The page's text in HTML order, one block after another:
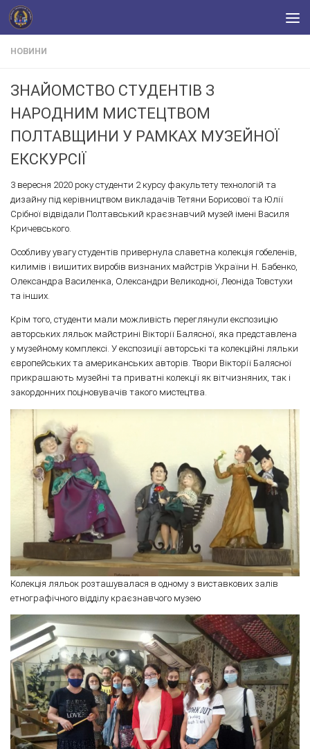
Skip to content
НОВИНИ
ЗНАЙОМСТВО СТУДЕНТІВ З
НАРОДНИМ МИСТЕЦТВОМ
ПОЛТАВЩИНИ У РАМКАХ МУЗЕЙНОЇ
ЕКСКУРСІЇ
3 вересня 2020 року студенти 2 курсу факультету технологій та
дизайну під керівництвом викладачів Тетяни Борисової та Юлії
Срібної відвідали Полтавський краєзнавчий музей імені Василя
Кричевського.
Особливу увагу студентів привернула славетна колекція гобеленів,
килимів і вишитих виробів визнаних майстрів України Н. Бабенко,
Олександра Василенка, Олександри Великодної, Леоніда Товстухи
та інших.
Крім того, студенти мали можливість переглянули експозицію
авторських ляльок майстрині Вікторії Балясної, яка представлена
у музейному комплексі. У експозиції авторські та колекційні ляльки
європейських та американських авторів. Твори Вікторії Балясної
прикрашають музейні та приватні колекції як вітчизняних, так і
закордонних поціновувачів такого мистецтва.
Колекція ляльок розташувалася в одному з виставкових залів
етнографічного відділу краєзнавчого музею